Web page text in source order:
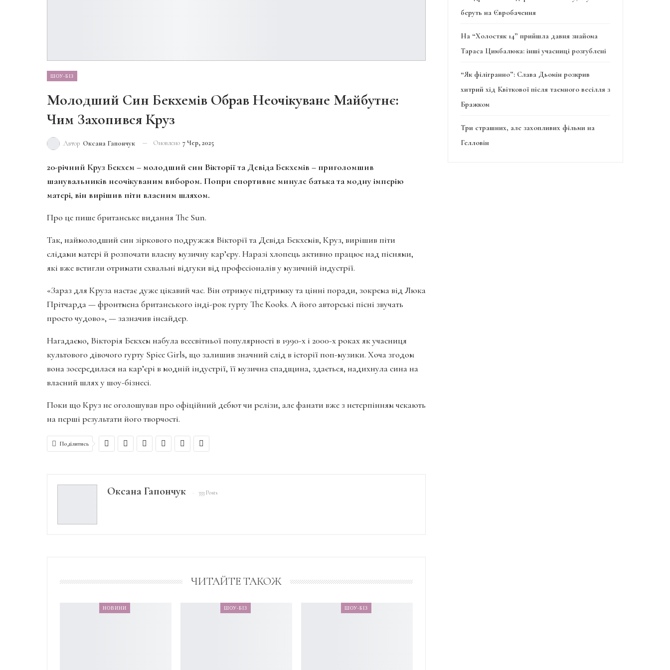
ШОУ-БІЗ
Молодший Син Бекхемів Обрав Неочікуване Майбутнє:
Чим Захопився Круз
Автор Оксана Гапончук Оновлено 7 Чер, 2025
20-річний Круз Бекхем – молодший син Вікторії та Девіда Бекхемів – приголомшив
шанувальників неочікуваним вибором. Попри спортивне минуле батька та модну імперію
матері, він вирішив піти власним шляхом.
Про це пише британське видання The Sun.
Так, наймолодший син зіркового подружжя Вікторії та Девіда Бекхемів, Круз, вирішив піти
слідами матері й розпочати власну музичну кар’єру. Наразі хлопець активно працює над піснями,
які вже встигли отримати схвальні відгуки від професіоналів у музичній індустрії.
«Зараз для Круза настає дуже цікавий час. Він отримує підтримку та цінні поради, зокрема від Люка
Прітчарда — фронтмена британського інді-рок гурту The Kooks. А його авторські пісні звучать
просто чудово», — зазначив інсайдер.
Нагадаємо, Вікторія Бекхем набула всесвітньої популярності в 1990-х і 2000-х роках як учасниця
культового дівочого гурту Spice Girls, що залишив значний слід в історії поп-музики. Хоча згодом
вона зосередилася на кар’єрі в модній індустрії, її музична спадщина, здається, надихнула сина на
власний шлях у шоу-бізнесі.
Поки що Круз не оголошував про офіційний дебют чи релізи, але фанати вже з нетерпінням чекають
на перші результати його творчості.
Поділитись
Оксана Гапончук 333 Posts
ЧИТАЙТЕ ТАКОЖ
НОВИНИ ШОУ-БІЗ ШОУ-БІЗ
беруть на Євробачення
На “Холостяк 14” прийшла давня знайома
Тараса Цимбалюка: інші учасниці розгублені
“Як філігранно”: Слава Дьомін розкрив
хитрий хід Квіткової після таємного весілля з
Бражком
Три страшних, але захопливих фільми на
Гелловін